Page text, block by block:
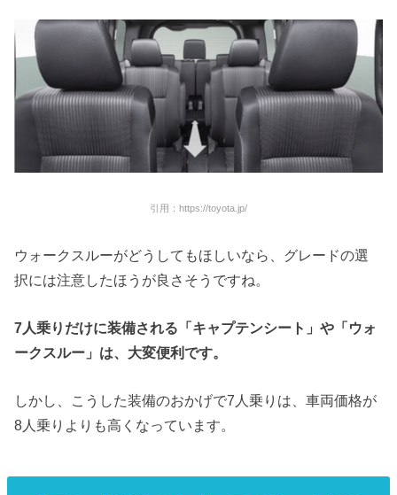
引用：https://toyota.jp/
ウォークスルーがどうしてもほしいなら、グレードの選
択には注意したほうが良さそうですね。
7人乗りだけに装備される「キャプテンシート」や「ウォ
ークスルー」は、大変便利です。
しかし、こうした装備のおかげで7人乗りは、車両価格が
8人乗りよりも高くなっています。